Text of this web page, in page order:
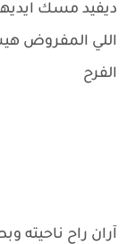
ديفيد مسك
اللي المفروض
الفرح
آران راح ناحيته